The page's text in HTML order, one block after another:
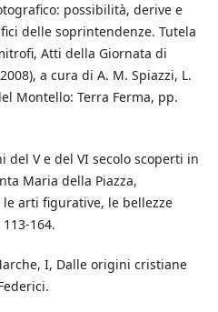
possibilità, derive e
delle soprintendenze. Tutela
Atti della Giornata di
a cura di A. M. Spiazzi, L.
Montello: Terra Ferma, pp.
del V e del VI secolo scoperti in
Maria della Piazza,
arti figurative, le bellezze
164.
I, Dalle origini cristiane